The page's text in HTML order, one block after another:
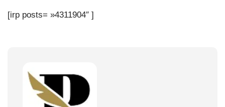
[irp posts= »4311904″ ]